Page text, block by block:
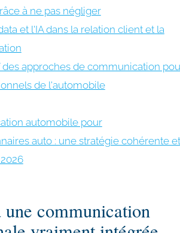
à ne pas négliger
et l'IA dans la relation client et la
approches de communication
de l'automobile
automobile pour
auto : une stratégie cohérente et
une communication